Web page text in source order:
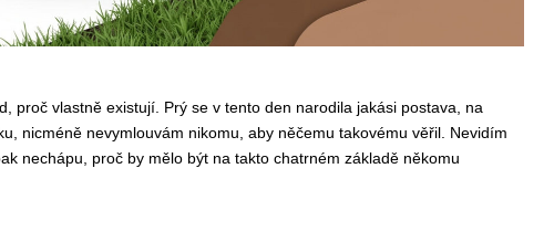
proč vlastně existují. Prý se v tento den narodila jakási postava, na
nicméně nevymlouvám nikomu, aby něčemu takovému věřil. Nevidím
nechápu, proč by mělo být na takto chatrném základě někomu